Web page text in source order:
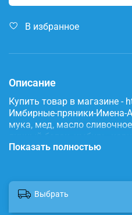
В избранное
Описание
Купить товар в магазине
Имбирные-пряники-Имена-
мука, мед, масло
яичный белок, имбирь,
красители.
Показать полностью
Выбрать